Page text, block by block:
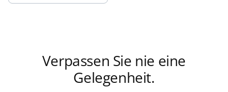
Verpassen Sie nie eine
Gelegenheit.